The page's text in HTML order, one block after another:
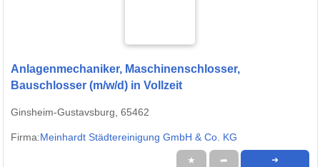
Anlagenmechaniker, Maschinenschlosser,
Bauschlosser (m/w/d) in Vollzeit
Ginsheim-Gustavsburg, 65462
Firma:Meinhardt Städtereinigung GmbH & Co. KG
★ ➦ ➜